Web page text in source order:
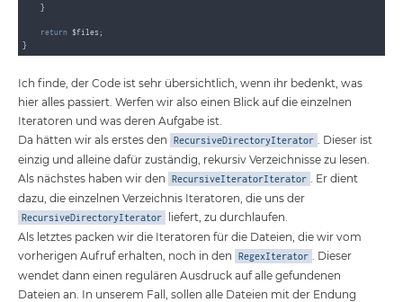
    }
return $files;
Ich finde, der Code ist sehr übersichtlich, wenn ihr bedenkt, was
hier alles passiert. Werfen wir also einen Blick auf die einzelnen
Iteratoren und was deren Aufgabe ist.
Da hätten wir als erstes den
RecursiveDirectoryIterator
. Dieser ist
einzig und alleine dafür zuständig, rekursiv Verzeichnisse zu lesen.
Als nächstes haben wir den
RecursiveIteratorIterator
. Er dient
dazu, die einzelnen Verzeichnis Iteratoren, die uns der
RecursiveDirectoryIterator
liefert, zu durchlaufen.
Als letztes packen wir die Iteratoren für die Dateien, die wir vom
vorherigen Aufruf erhalten, noch in den
RegexIterator
. Dieser
wendet dann einen regulären Ausdruck auf alle gefundenen
Dateien an. In unserem Fall, sollen alle Dateien mit der Endung